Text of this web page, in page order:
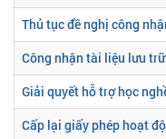
Thủ tục đề nghị công
Công nhận tài liệu lưu
Giải quyết hỗ trợ học
Cấp lại giấy phép hoạt